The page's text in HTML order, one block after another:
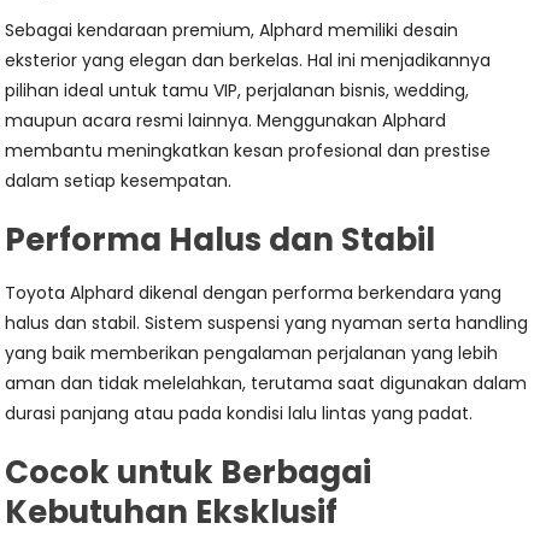
Sebagai kendaraan premium, Alphard memiliki desain
eksterior yang elegan dan berkelas. Hal ini menjadikannya
pilihan ideal untuk tamu VIP, perjalanan bisnis, wedding,
maupun acara resmi lainnya. Menggunakan Alphard
membantu meningkatkan kesan profesional dan prestise
dalam setiap kesempatan.
Performa Halus dan Stabil
Toyota Alphard dikenal dengan performa berkendara yang
halus dan stabil. Sistem suspensi yang nyaman serta handling
yang baik memberikan pengalaman perjalanan yang lebih
aman dan tidak melelahkan, terutama saat digunakan dalam
durasi panjang atau pada kondisi lalu lintas yang padat.
Cocok untuk Berbagai
Kebutuhan Eksklusif